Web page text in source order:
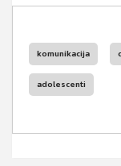
komunikacija
adolescenti